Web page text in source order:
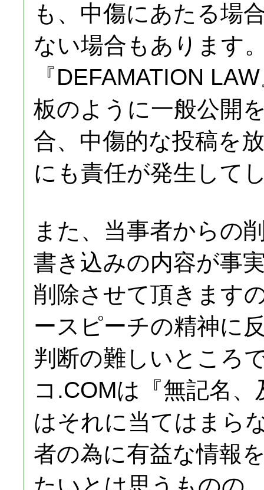
も、中傷にあたる場
ない場合もあります
『DEFAMATION
板のように一般公開
合、中傷的な投稿を
にも責任が発生して
また、当事者からの
書き込みの内容が事
削除させて頂きます
ースピーチの精神に
判断の難しいところ
コ.COMは『無記名
はそれに当てはまら
者の為に有益な情報